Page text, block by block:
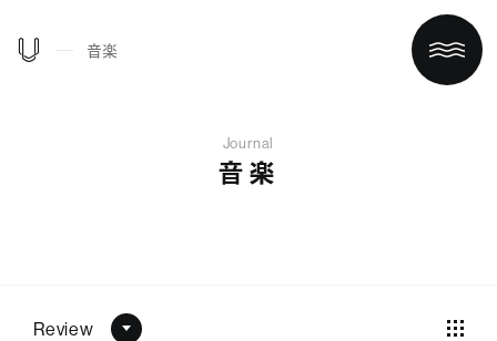
音楽
Journal
音楽
Review